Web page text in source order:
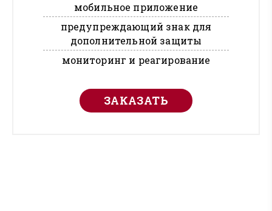
мобильное приложение
предупреждающий знак для
дополнительной защиты
мониторинг и реагирование
ЗАКАЗАТЬ